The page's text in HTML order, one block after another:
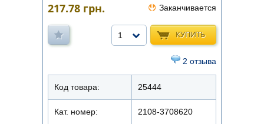
217.78 грн. Заканчивается
КУПИТЬ
1
2 отзыва
Код товара: 25444
Кат. номер: 2108-3708620